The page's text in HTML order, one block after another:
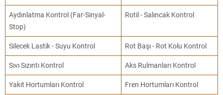
Aydınlatma Kontrol (Far-Sinyal-
Stop)
Rotil - Salıncak Kontrol
Silecek Lastik - Suyu Kontrol Rot Başı - Rot Kolu Kontrol
Sıvı Sızıntı Kontrol Aks Rulmanları Kontrol
Yakıt Hortumları Kontrol Fren Hortumları Kontrol